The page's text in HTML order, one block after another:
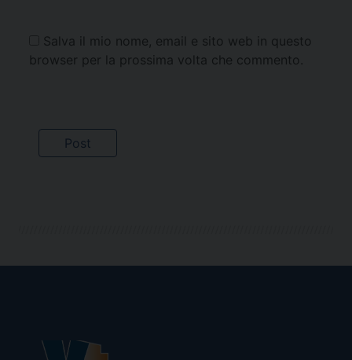
Salva il mio nome, email e sito web in questo
browser per la prossima volta che commento.